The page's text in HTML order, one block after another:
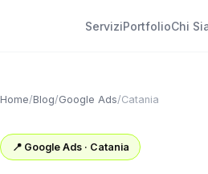
ServiziPortfolioChi
Home/Blog/Google Ads/Catania
📍 Google Ads · Catania